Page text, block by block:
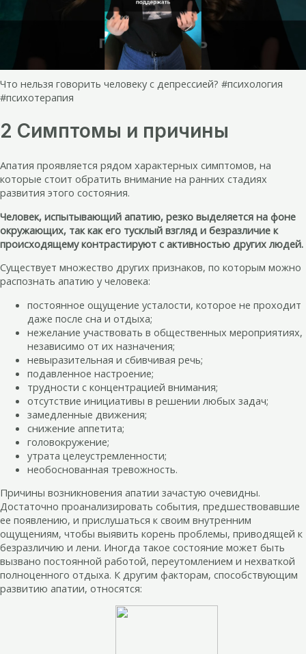
Что нельзя говорить человеку с депрессией? #психология
#психотерапия
2 Симптомы и причины
Апатия проявляется рядом характерных симптомов, на
которые стоит обратить внимание на ранних стадиях
развития этого состояния.
Человек, испытывающий апатию, резко выделяется на фоне
окружающих, так как его тусклый взгляд и безразличие к
происходящему контрастируют с активностью других людей.
Существует множество других признаков, по которым можно
распознать апатию у человека:
постоянное ощущение усталости, которое не проходит
даже после сна и отдыха;
нежелание участвовать в общественных мероприятиях,
независимо от их назначения;
невыразительная и сбивчивая речь;
подавленное настроение;
трудности с концентрацией внимания;
отсутствие инициативы в решении любых задач;
замедленные движения;
снижение аппетита;
головокружение;
утрата целеустремленности;
необоснованная тревожность.
Причины возникновения апатии зачастую очевидны.
Достаточно проанализировать события, предшествовавшие
ее появлению, и прислушаться к своим внутренним
ощущениям, чтобы выявить корень проблемы, приводящей к
безразличию и лени. Иногда такое состояние может быть
вызвано постоянной работой, переутомлением и нехваткой
полноценного отдыха. К другим факторам, способствующим
развитию апатии, относятся: